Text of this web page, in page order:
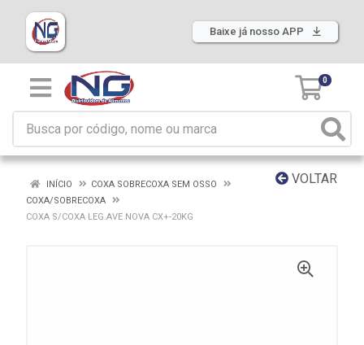
Baixe já nosso APP
0
VOLTAR
INÍCIO
COXA SOBRECOXA SEM OSSO
COXA/SOBRECOXA
COXA S/COXA LEG.AVE NOVA CX+-20KG